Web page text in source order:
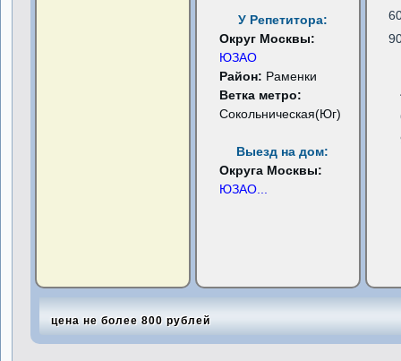
У Репетитора:
Округ Москвы:
ЮЗАО
Район: Раменки
Ветка метро:
Сокольническая(Юг)
Выезд на дом:
Округа Москвы:
ЮЗАО
цена не более 800 рублей